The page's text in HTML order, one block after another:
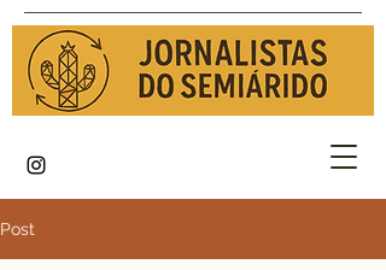
Post